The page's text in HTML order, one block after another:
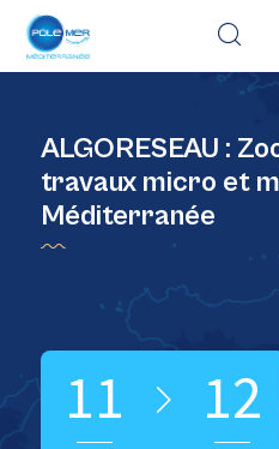
ALGORESEAU :
travaux micro et
Méditerranée
11 12
Panneau de gestion des cookies